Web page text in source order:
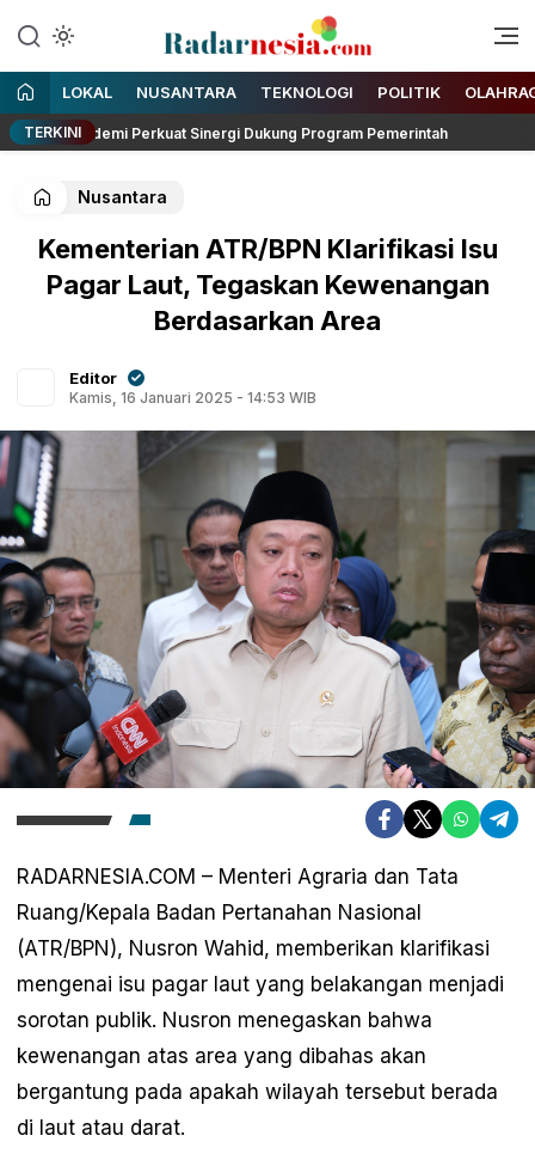
Radarnesia
Enak Dibaca
LOKAL NUSANTARA TEKNOLOGI POLITIK
TERKINI
demi Perkuat Sinergi Dukung Program Pemerintah
Nusantara
Kementerian ATR/BPN Klarifikasi Isu
Pagar Laut, Tegaskan Kewenangan
Berdasarkan Area
Editor
Kamis, 16 Januari 2025 - 14:53 WIB
RADARNESIA.COM – Menteri Agraria dan Tata
Ruang/Kepala Badan Pertanahan Nasional
(ATR/BPN), Nusron Wahid, memberikan klarifikasi
mengenai isu pagar laut yang belakangan menjadi
sorotan publik. Nusron menegaskan bahwa
kewenangan atas area yang dibahas akan
bergantung pada apakah wilayah tersebut berada
di laut atau darat.